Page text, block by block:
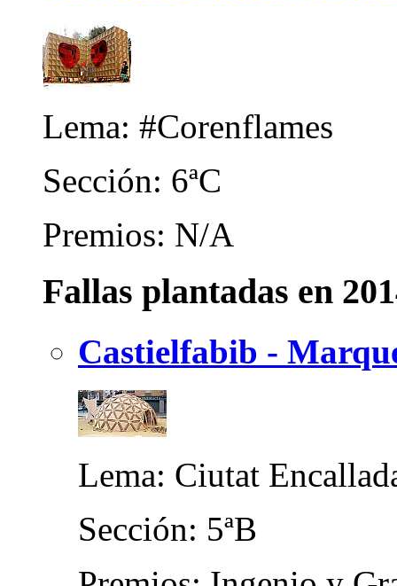
Lema: #Corenflames
Sección: 6ªC
Premios: N/A
Fallas plantadas en
Castielfabib -
Lema: Ciutat
Sección: 5ªB